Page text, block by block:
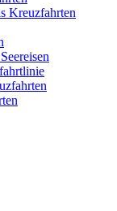
Kreuzfahrten